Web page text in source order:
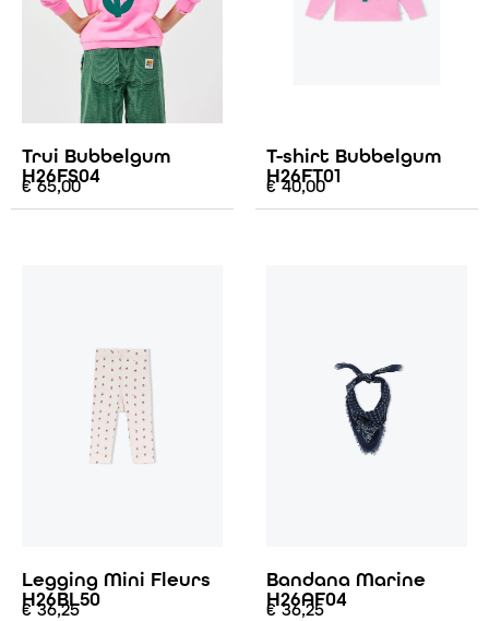
Trui Bubbelgum
H26FS04
€65,00
T-shirt Bubbelgum
H26FT01
€40,00
Legging Mini Fleurs
H26BL50
€36,25
Bandana Marine
H26AF04
€36,25